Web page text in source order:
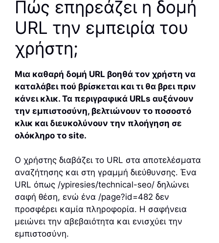
Πώς επηρεάζει η δομή
URL την εμπειρία του
χρήστη;
Μια καθαρή δομή URL βοηθά τον χρήστη να
καταλάβει πού βρίσκεται και τι θα βρει πριν
κάνει κλικ. Τα περιγραφικά URLs αυξάνουν
την εμπιστοσύνη, βελτιώνουν το ποσοστό
κλικ και διευκολύνουν την πλοήγηση σε
ολόκληρο το site.
Ο χρήστης διαβάζει το URL στα αποτελέσματα
αναζήτησης και στη γραμμή διεύθυνσης. Ένα
URL όπως /ypiresies/technical-seo/ δηλώνει
σαφή θέση, ενώ ένα /page?id=482 δεν
προσφέρει καμία πληροφορία. Η σαφήνεια
μειώνει την αβεβαιότητα και ενισχύει την
εμπιστοσύνη.